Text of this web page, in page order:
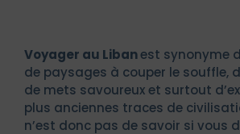
Voyager au Libanest synonyme
de paysages à couper le souffle,
de mets savoureux et surtout
plus anciennes traces de
n’est donc pas de savoir si vous